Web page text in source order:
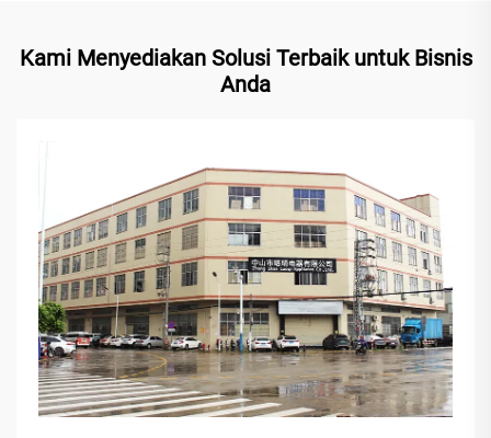
Kami Menyediakan Solusi Terbaik untuk Bisnis
Anda